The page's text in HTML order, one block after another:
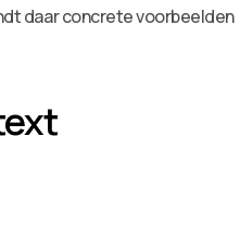
daar concrete voorbeelden